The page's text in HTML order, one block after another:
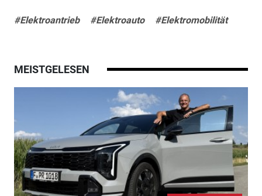
#Elektroantrieb #Elektroauto #Elektromobilität
MEISTGELESEN